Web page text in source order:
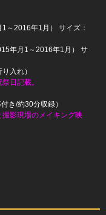
～2016年1月） サイズ：
年月1～2016年1月） サ
入れ）
日記載。
き/約30分収録）
影現場のメイキング映